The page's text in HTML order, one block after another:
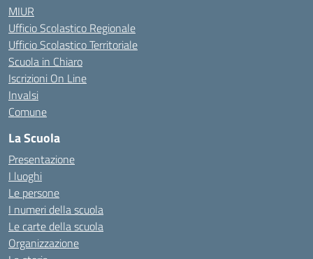
MIUR
Ufficio Scolastico Regionale
Ufficio Scolastico Territoriale
Scuola in Chiaro
Iscrizioni On Line
Invalsi
Comune
La Scuola
Presentazione
I luoghi
Le persone
I numeri della scuola
Le carte della scuola
Organizzazione